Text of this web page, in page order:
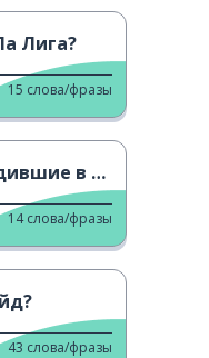
Лига?
15 слова/фразы
с 7-ой игры.
14 слова/фразы
43 слова/фразы